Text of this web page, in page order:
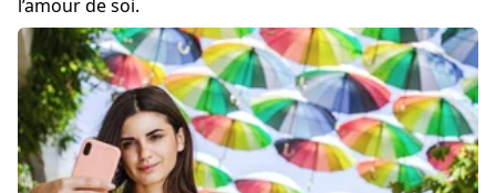
l’amour de soi.